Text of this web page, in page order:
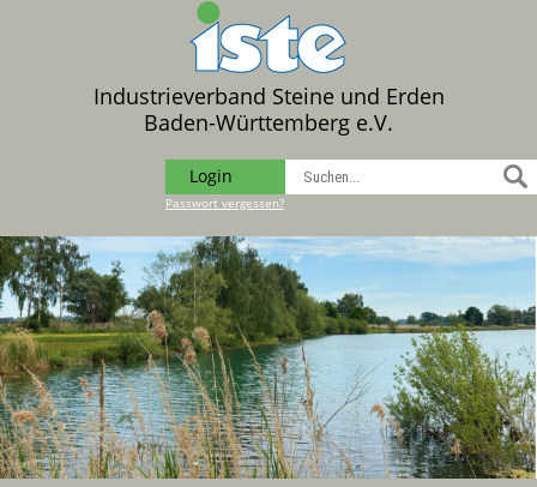
Industrieverband Steine und Erden
Baden-Württemberg e.V.
Login
Passwort vergessen?